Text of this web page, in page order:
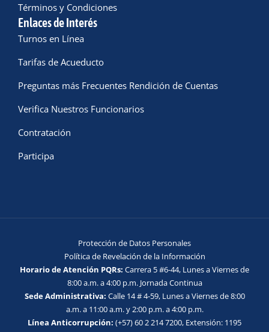
Términos y Condiciones
Enlaces de Interés
Turnos en Línea
Tarifas de Acueducto
Preguntas más Frecuentes Rendición de Cuentas
Verifica Nuestros Funcionarios
Contratación
Participa
Horario de Atención PQRs: Carrera 5 #6-44, Lunes a Viernes de
8:00 a.m. a 4:00 p.m. Jornada Continua
Sede Administrativa: Calle 14 # 4-59, Lunes a Viernes de 8:00
a.m. a 11:00 a.m. y 2:00 p.m. a 4:00 p.m.
Línea Anticorrupción: (+57) 60 2 214 7200, Extensión: 1195
Protección de Datos Personales
Política de Revelación de la Información